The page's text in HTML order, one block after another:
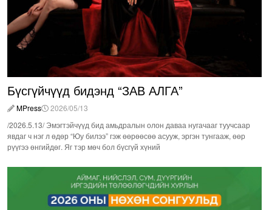
Бүсгүйчүүд бидэнд “ЗАВ АЛГА”
MPress
2026/05/13
/2026.5.13/ Эмэгтэйчүүд бид амьдралын олон даваа нугачааг туучсаар
явдаг ч нэг л өдөр “Юу билээ” гэж өөрөөсөө асууж, эргэн тунгааж, өөр
рүүгээ өнгийдөг. Яг тэр мөч бол бүсгүй хүний